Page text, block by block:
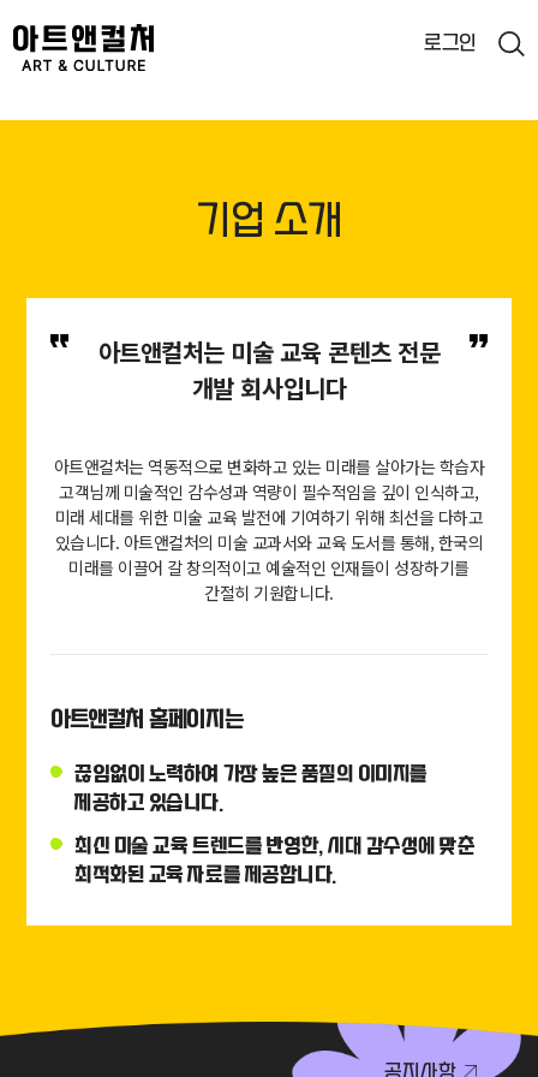
로그인
기업 소개
아트앤컬처는 미술 교육 콘텐츠 전문
개발 회사입니다
아트앤컬처는 역동적으로 변화하고 있는 미래를 살아가는 학습자
고객님께 미술적인 감수성과 역량이 필수적임을 깊이 인식하고,
미래 세대를 위한 미술 교육 발전에 기여하기 위해 최선을 다하고
있습니다. 아트앤컬처의 미술 교과서와 교육 도서를 통해, 한국의
미래를 이끌어 갈 창의적이고 예술적인 인재들이 성장하기를
간절히 기원합니다.
아트앤컬처 홈페이지는
끊임없이 노력하여 가장 높은 품질의 이미지를
제공하고 있습니다.
최신 미술 교육 트렌드를 반영한, 시대 감수성에 맞춘
최적화된 교육 자료를 제공합니다.
공지사항